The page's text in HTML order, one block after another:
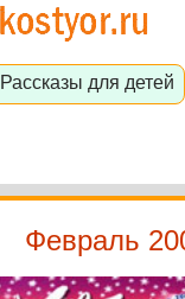
Рассказы для детей
Февраль